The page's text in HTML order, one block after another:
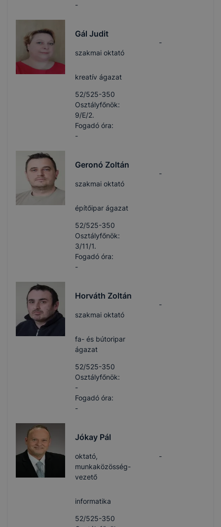
-
Gál Judit
szakmai oktató
kreatív ágazat
-
52/525-350
Osztályfőnök:
9/E/2.
Fogadó óra:
-
Geronó Zoltán
szakmai oktató
építőipar ágazat
-
52/525-350
Osztályfőnök:
3/11/1.
Fogadó óra:
-
Horváth Zoltán
szakmai oktató
fa- és bútoripar
ágazat
-
52/525-350
Osztályfőnök:
-
Fogadó óra:
-
Jókay Pál
oktató,
munkaközösség-
vezető
informatika
-
52/525-350